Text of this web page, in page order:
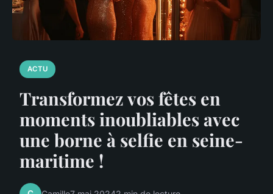
ACTU
Transformez vos fêtes en
moments inoubliables avec
une borne à selfie en seine-
maritime !